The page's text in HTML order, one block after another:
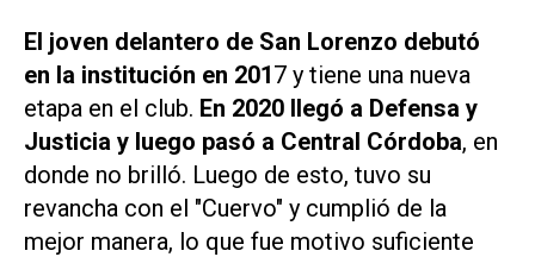
El joven delantero de San Lorenzo debutó
en la institución en 2017 y tiene una nueva
etapa en el club. En 2020 llegó a Defensa y
Justicia y luego pasó a Central Córdoba, en
donde no brilló. Luego de esto, tuvo su
revancha con el "Cuervo" y cumplió de la
mejor manera, lo que fue motivo suficiente